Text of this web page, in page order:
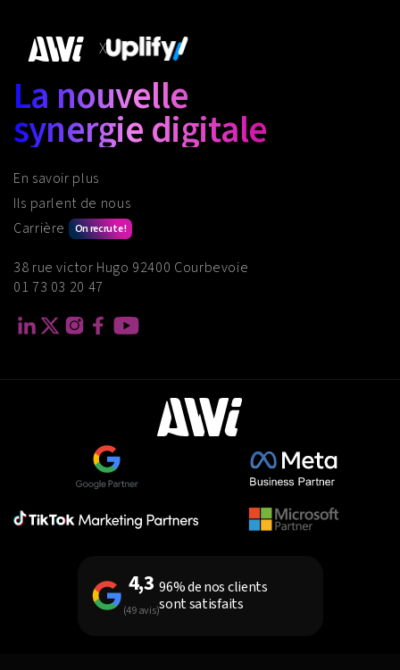
X
La nouvelle
synergie digitale
En savoir plus
Ils parlent de nous
Carrière
On recrute !
38 rue victor Hugo 92400 Courbevoie
01 73 03 20 47
4,3
(49 avis)
96% de nos clients
sont satisfaits